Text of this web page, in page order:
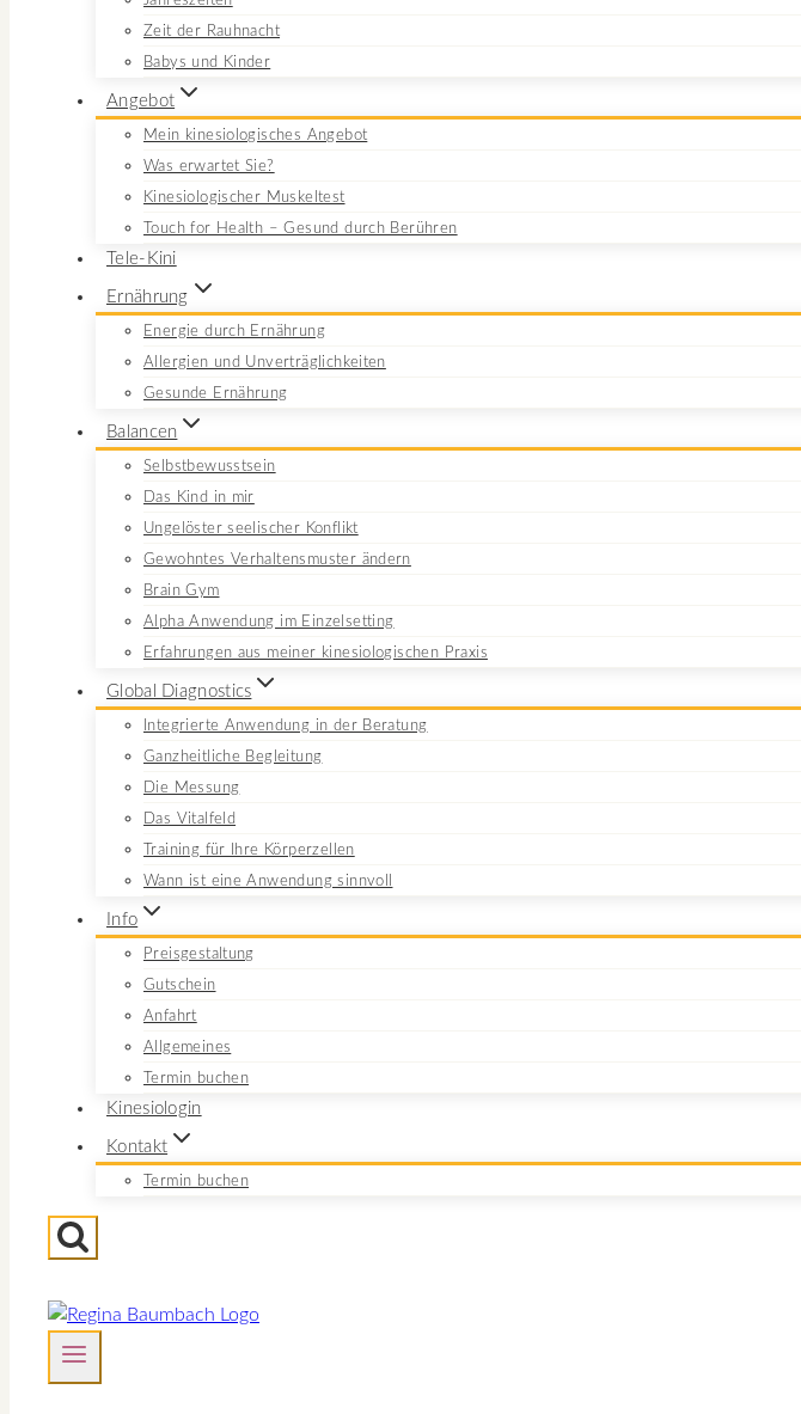
Zeit der Rauhnacht
Babys und Kinder
Angebot
Mein kinesiologisches Angebot
Was erwartet Sie?
Kinesiologischer Muskeltest
Touch for Health – Gesund durch Berühren
Tele-Kini
Ernährung
Energie durch Ernährung
Allergien und Unverträglichkeiten
Gesunde Ernährung
Balancen
Selbstbewusstsein
Das Kind in mir
Ungelöster seelischer Konflikt
Gewohntes Verhaltensmuster ändern
Brain Gym
Alpha Anwendung im Einzelsetting
Erfahrungen aus meiner kinesiologischen Praxis
Global Diagnostics
Integrierte Anwendung in der Beratung
Ganzheitliche Begleitung
Die Messung
Das Vitalfeld
Training für Ihre Körperzellen
Wann ist eine Anwendung sinnvoll
Info
Preisgestaltung
Gutschein
Anfahrt
Allgemeines
Termin buchen
Kinesiologin
Kontakt
Termin buchen